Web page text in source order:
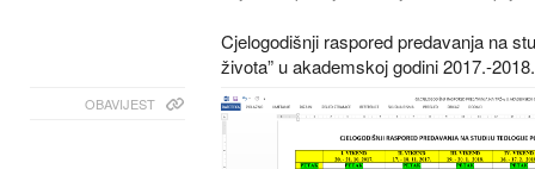
Cjelogodišnji raspored predavanja na
života” u akademskoj godini 2017.-2018.
OBAVIJEST